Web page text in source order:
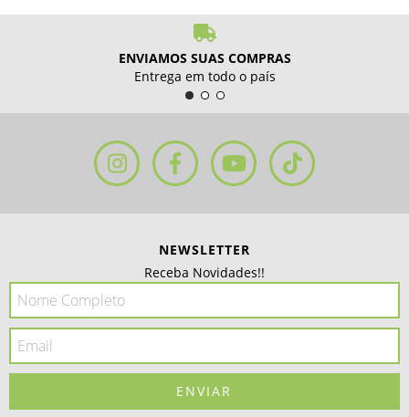
ENVIAMOS SUAS COMPRAS
Entrega em todo o país
NEWSLETTER
Receba Novidades!!